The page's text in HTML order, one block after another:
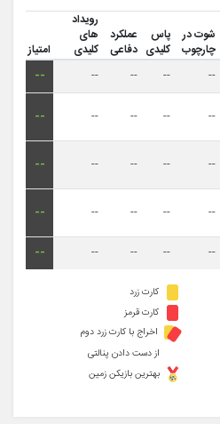
شوت در
چارچوب
پاس
کلیدی
عملکرد
دفاعی
رویداد
های
کلیدی
امتیاز
--
--
--
--
--
--
--
--
--
--
--
--
--
--
--
--
--
--
--
--
--
--
--
--
--
کارت زرد
کارت قرمز
اخراج با کارت زرد دوم
از دست دادن پنالتی
بهترین بازیکن زمین